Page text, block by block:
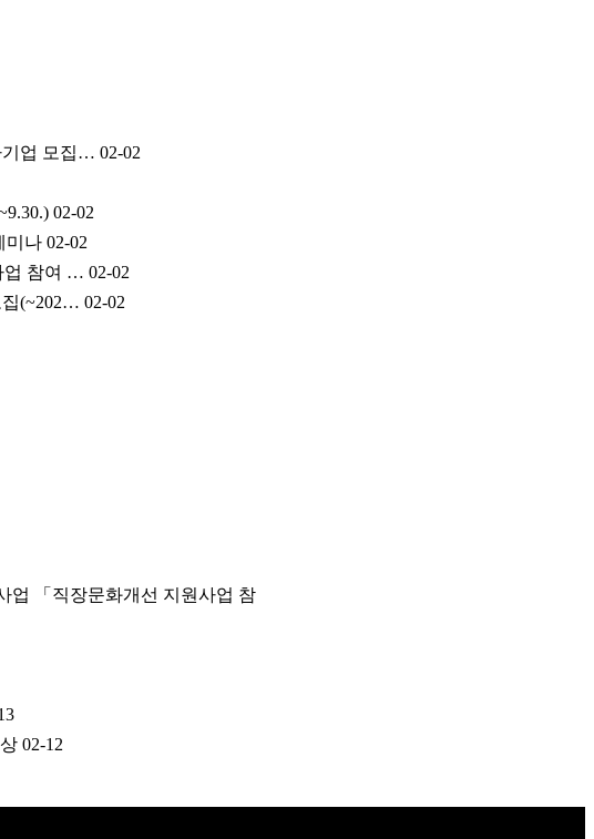
기업 모집… 02-02
02-02
미나 02-02
업 참여 … 02-02
집(~202… 02-02
업 「직장문화개선 지원사업 참
02-12